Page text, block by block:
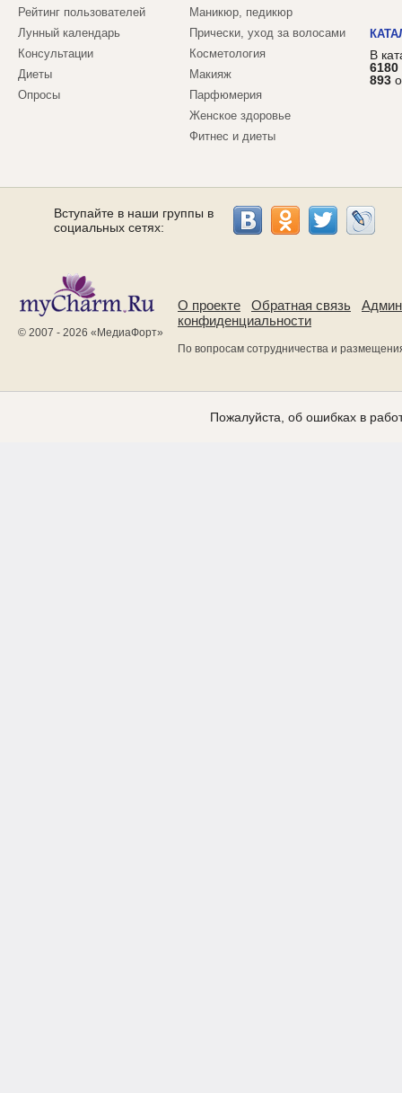
Рейтинг пользователей
Лунный календарь
Консультации
Диеты
Опросы
Маникюр, педикюр
Прически, уход за волосами
Косметология
Макияж
Парфюмерия
Женское здоровье
Фитнес и диеты
В
6180
893
Вступайте в наши группы в
социальных сетях:
© 2007 - 2026 «МедиаФорт»
О проекте Обратная связь
конфиденциальности
По вопросам сотрудничества и
Пожалуйста, об ошибках в